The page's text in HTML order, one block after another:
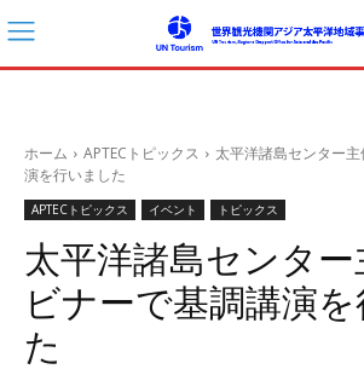
ホーム APTECトピックス
太平洋諸島センター
演を行いました
APTECトピックス イベント トピックス
太平洋諸島センター
ビナーで基調講演
た